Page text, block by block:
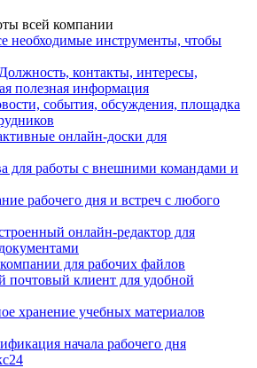
всей компании
необходимые инструменты, чтобы
Должность, контакты, интересы,
полезная информация
события, обсуждения, площадка
онлайн-доски для
для работы с внешними командами и
рабочего дня и встреч с любого
онлайн-редактор для
для рабочих файлов
почтовый клиент для удобной
хранение учебных материалов
начала рабочего дня